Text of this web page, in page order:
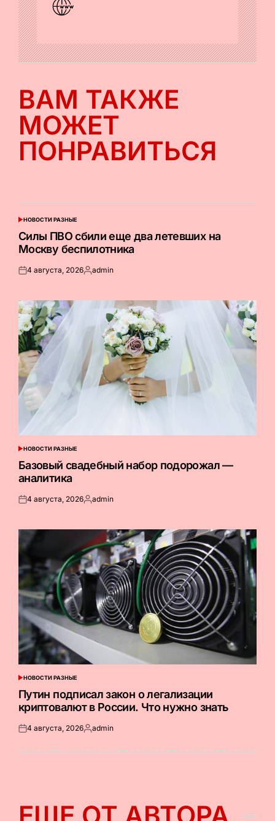
ВАМ ТАКЖЕ
МОЖЕТ
ПОНРАВИТЬСЯ
ОПУБЛИКОВАНО
В
НОВОСТИ РАЗНЫЕ
Силы ПВО сбили еще два летевших на
Москву беспилотника
Опубликовано
4 августа, 2026Запись
admin
ОПУБЛИКОВАНО
В
НОВОСТИ РАЗНЫЕ
Базовый свадебный набор подорожал —
аналитика
Опубликовано
4 августа, 2026Запись
admin
ОПУБЛИКОВАНО
В
НОВОСТИ РАЗНЫЕ
Путин подписал закон о легализации
криптовалют в России. Что нужно знать
Опубликовано
4 августа, 2026Запись
admin